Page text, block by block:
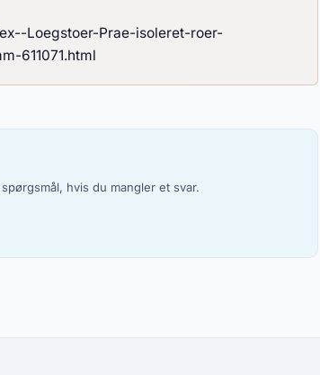
Loegstoer-Prae-isoleret-roer-
611071.html
hvis du mangler et svar.